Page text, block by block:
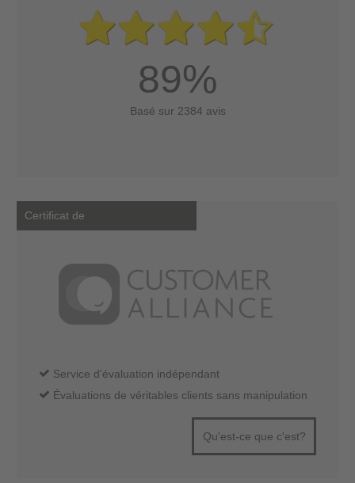
89%
Basé sur 2384 avis
Certificat de
Service d'évaluation indépendant
Évaluations de véritables clients sans manipulation
Qu'est-ce que c'est?